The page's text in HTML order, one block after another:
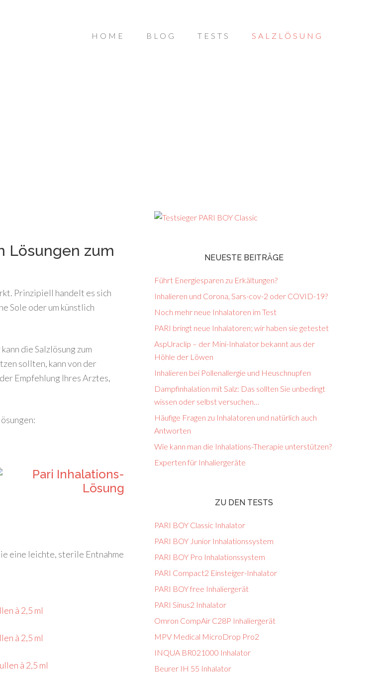
HOME BLOG TESTS SALZLÖSUNG
Lösungen zum
Prinzipiell handelt es sich
Sole oder um künstlich
die Salzlösung zum
sollten, kann von der
Empfehlung Ihres Arztes,
eine leichte, sterile Entnahme
à 2,5 ml
à 2,5 ml
à 2,5 ml
NEUESTE BEITRÄGE
Führt Energiesparen zu Erkältungen?
Inhalieren und Corona, Sars-cov-2 oder COVID-19?
Noch mehr neue Inhalatoren im Test
PARI bringt neue Inhalatoren; wir haben sie getestet
AspUraclip – der Mini-Inhalator bekannt aus der
Höhle der Löwen
Inhalieren bei Pollenallergie und Heuschnupfen
Dampfinhalation mit Salz: Das sollten Sie unbedingt
wissen oder selbst versuchen…
Häufige Fragen zu Inhalatoren und natürlich auch
Antworten
Wie kann man die Inhalations-Therapie unterstützen?
Experten für Inhaliergeräte
ZU DEN TESTS
PARI BOY Classic Inhalator
PARI BOY Junior Inhalationssystem
PARI BOY Pro Inhalationssystem
PARI Compact2 Einsteiger-Inhalator
PARI BOY free Inhaliergerät
PARI Sinus2 Inhalator
Omron CompAir C28P Inhaliergerät
MPV Medical MicroDrop Pro2
INQUA BR021000 Inhalator
Beurer IH 55 Inhalator